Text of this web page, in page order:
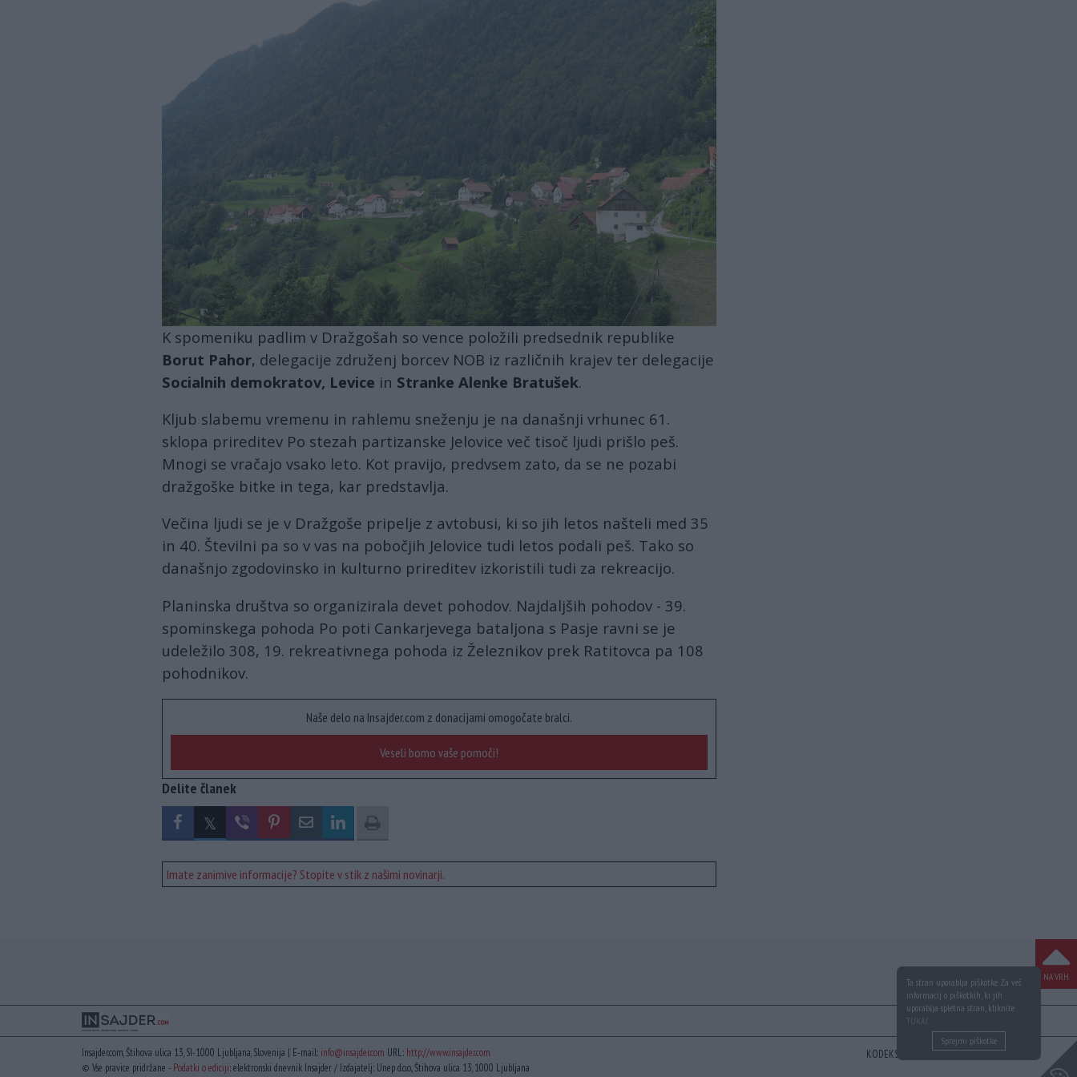
K spomeniku padlim v Dražgošah so vence položili predsednik republike
Borut Pahor, delegacije združenj borcev NOB iz različnih krajev ter delegacije
Socialnih demokratov, Levice in Stranke Alenke Bratušek.
Kljub slabemu vremenu in rahlemu sneženju je na današnji vrhunec 61.
sklopa prireditev Po stezah partizanske Jelovice več tisoč ljudi prišlo peš.
Mnogi se vračajo vsako leto. Kot pravijo, predvsem zato, da se ne pozabi
dražgoške bitke in tega, kar predstavlja.
Večina ljudi se je v Dražgoše pripelje z avtobusi, ki so jih letos našteli med 35
in 40. Številni pa so v vas na pobočjih Jelovice tudi letos podali peš. Tako so
današnjo zgodovinsko in kulturno prireditev izkoristili tudi za rekreacijo.
Planinska društva so organizirala devet pohodov. Najdaljših pohodov - 39.
spominskega pohoda Po poti Cankarjevega bataljona s Pasje ravni se je
udeležilo 308, 19. rekreativnega pohoda iz Železnikov prek Ratitovca pa 108
pohodnikov.
Naše delo na Insajder.com z donacijami omogočate bralci.
Veseli bomo vaše pomoči!
Delite članek
Imate zanimive informacije? Stopite v stik z našimi novinarji.
NA VRH
Insajder.com, Štihova ulica 13, SI-1000 Ljubljana, Slovenija | E-mail: info@insajder.com URL: http://www.insajder.com
© Vse pravice pridržane - Podatki o ediciji: elektronski dnevnik Insajder / Izdajatelj: Unep d.o.o., Štihova ulica 13, 1000 Ljubljana
KODEKS VAROVANJE PODATKOV
Ta stran uporablja piškotke. Za več
informacij o piškotkih, ki jih
uporablja spletna stran, kliknite
TUKAJ
Sprejmi piškotke